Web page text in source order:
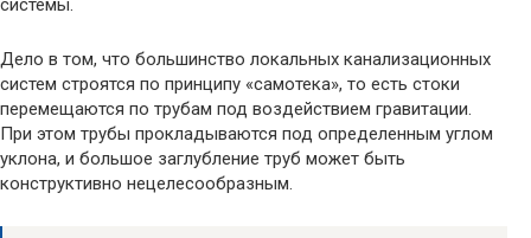
системы.
Дело в том, что большинство локальных канализационных
систем строятся по принципу «самотека», то есть стоки
перемещаются по трубам под воздействием гравитации.
При этом трубы прокладываются под определенным углом
уклона, и большое заглубление труб может быть
конструктивно нецелесообразным.